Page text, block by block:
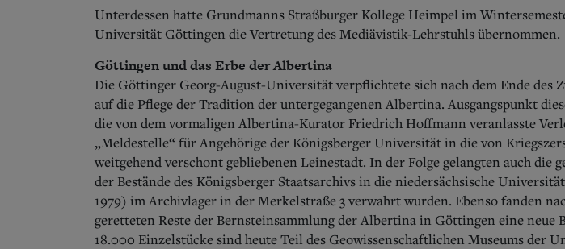
Unterdessen hatte Grundmanns Straßburger Kollege Heimpel im
Universität Göttingen die Vertretung des Mediävistik-Lehrstuhls übernommen.
Göttingen und das Erbe der Albertina
Die Göttinger Georg-August-Universität verpflichtete sich nach dem Ende des
auf die Pflege der Tradition der untergegangenen Albertina. Ausgangspunkt
die von dem vormaligen Albertina-Kurator Friedrich Hoffmann veranlasste
„Meldestelle“ für Angehörige der Königsberger Universität in die von
weitgehend verschont gebliebenen Leinestadt. In der Folge gelangten auch die
der Bestände des Königsberger Staatsarchivs in die niedersächsische
1979) im Archivlager in der Merkelstraße 3 verwahrt wurden. Ebenso fanden
geretteten Reste der Bernsteinsammlung der Albertina in Göttingen eine neue
18.000 Einzelstücke sind heute Teil des Geowissenschaftlichen Museums der